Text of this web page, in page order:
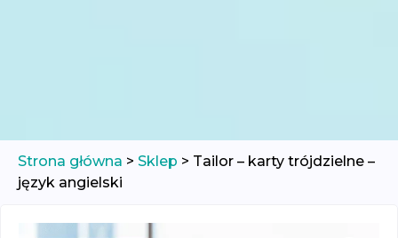
Strona główna > Sklep > Tailor – karty trójdzielne –
język angielski